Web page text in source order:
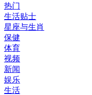
热门
生活贴士
星座与生肖
保健
体育
视频
新闻
娱乐
生活